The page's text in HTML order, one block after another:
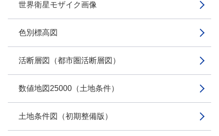
世界衛星モザイク画像
色別標高図
活断層図（都市圏活断層図）
数値地図25000（土地条件）
土地条件図（初期整備版）